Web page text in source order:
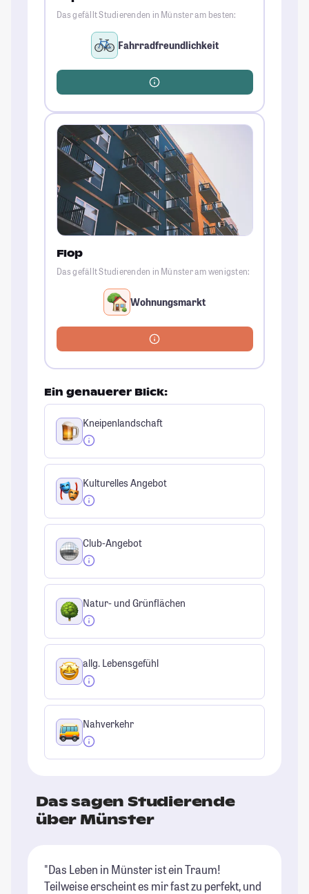
Das gefällt Studierenden in Münster am besten:
Fahrradfreundlichkeit
Flop
Das gefällt Studierenden in Münster am wenigsten:
Wohnungsmarkt
Ein genauerer Blick:
Kneipenlandschaft
Kulturelles Angebot
Club-Angebot
Natur- und Grünflächen
allg. Lebensgefühl
Nahverkehr
Das sagen Studierende
über Münster
"Das Leben in Münster ist ein Traum!
Teilweise erscheint es mir fast zu perfekt, und